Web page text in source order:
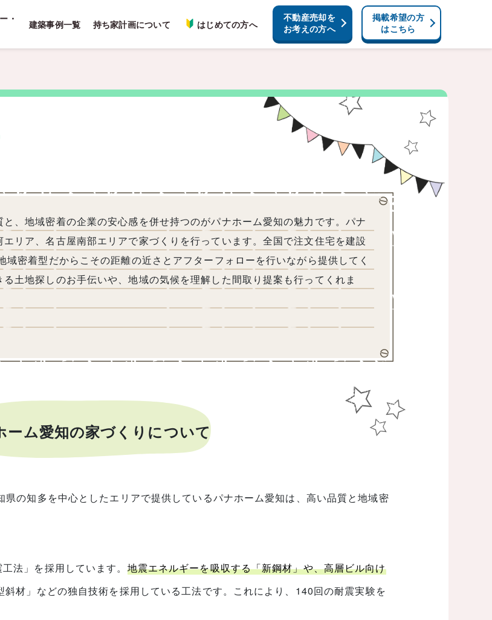
・
建築事例一覧 持ち家計画について はじめての方へ
不動産売却を
お考えの方へ
掲載希望の方
はこちら
、地域密着の企業の安心感を併せ持つのがパナホーム愛知の魅力です。パナ
リア、名古屋南部エリアで家づくりを行っています。全国で注文住宅を建設
密着型だからこその距離の近さとアフターフォローを行いながら提供してく
土地探しのお手伝いや、地域の気候を理解した間取り提案も行ってくれま
ーム愛知の家づくりについて
の知多を中心としたエリアで提供しているパナホーム愛知は、高い品質と地域密
法」を採用しています。 地震エネルギーを吸収する「新鋼材」や、高層ビル向け
斜材」などの独自技術を採用している工法です。これにより、140回の耐震実験を